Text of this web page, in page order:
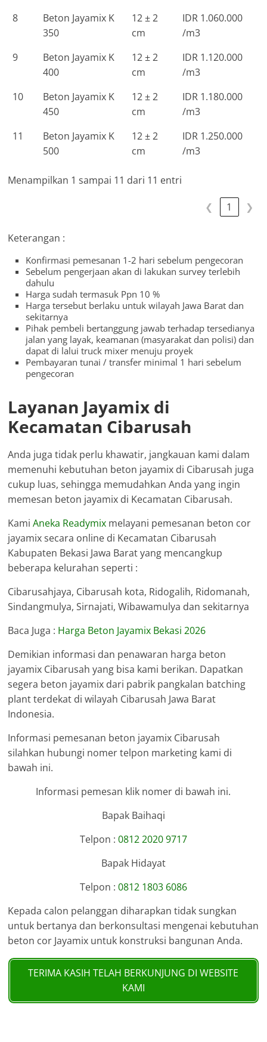
8
Beton Jayamix K
350
12 ± 2
cm
IDR 1.060.000
/m3
9
Beton Jayamix K
400
12 ± 2
cm
IDR 1.120.000
/m3
10
Beton Jayamix K
450
12 ± 2
cm
IDR 1.180.000
/m3
11
Beton Jayamix K
500
12 ± 2
cm
IDR 1.250.000
/m3
Menampilkan 1 sampai 11 dari 11 entri
❮ 1 ❯
Keterangan :
Konfirmasi pemesanan 1-2 hari sebelum pengecoran
Sebelum pengerjaan akan di lakukan survey terlebih
dahulu
Harga sudah termasuk Ppn 10 %
Harga tersebut berlaku untuk wilayah Jawa Barat dan
sekitarnya
Pihak pembeli bertanggung jawab terhadap tersedianya
jalan yang layak, keamanan (masyarakat dan polisi) dan
dapat di lalui truck mixer menuju proyek
Pembayaran tunai / transfer minimal 1 hari sebelum
pengecoran
Layanan Jayamix di
Kecamatan Cibarusah
Anda juga tidak perlu khawatir, jangkauan kami dalam
memenuhi kebutuhan beton jayamix di Cibarusah juga
cukup luas, sehingga memudahkan Anda yang ingin
memesan beton jayamix di Kecamatan Cibarusah.
KamiAneka Readymix melayani pemesanan beton cor
jayamix secara online di Kecamatan Cibarusah
Kabupaten Bekasi Jawa Barat yang mencangkup
beberapa kelurahan seperti :
Cibarusahjaya, Cibarusah kota, Ridogalih, Ridomanah,
Sindangmulya, Sirnajati, Wibawamulya dan sekitarnya
Baca Juga : Harga Beton Jayamix Bekasi 2026
Demikian informasi dan penawaran harga beton
jayamix Cibarusah yang bisa kami berikan. Dapatkan
segera beton jayamix dari pabrik pangkalan batching
plant terdekat di wilayah Cibarusah Jawa Barat
Indonesia.
Informasi pemesanan beton jayamix Cibarusah
silahkan hubungi nomer telpon marketing kami di
bawah ini.
Informasi pemesan klik nomer di bawah ini.
Bapak Baihaqi
Telpon : 0812 2020 9717
Bapak Hidayat
Telpon : 0812 1803 6086
Kepada calon pelanggan diharapkan tidak sungkan
untuk bertanya dan berkonsultasi mengenai kebutuhan
beton cor Jayamix untuk konstruksi bangunan Anda.
TERIMA KASIH TELAH BERKUNJUNG DI WEBSITE
KAMI